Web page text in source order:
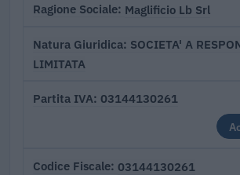
Ragione Sociale Maglificio Lb Srl
Natura Giuridica SOCIETA' A
LIMITATA
Partita IVA 03144130261
Codice Fiscale 03144130261